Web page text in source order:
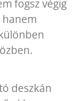
fogsz végig
hanem
deszkán